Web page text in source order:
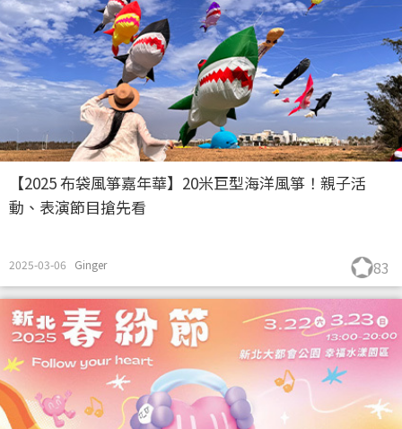
【2025 布袋風箏嘉年華】20米巨型海洋風箏！親子活
動、表演節目搶先看
2025-03-06 Ginger 83